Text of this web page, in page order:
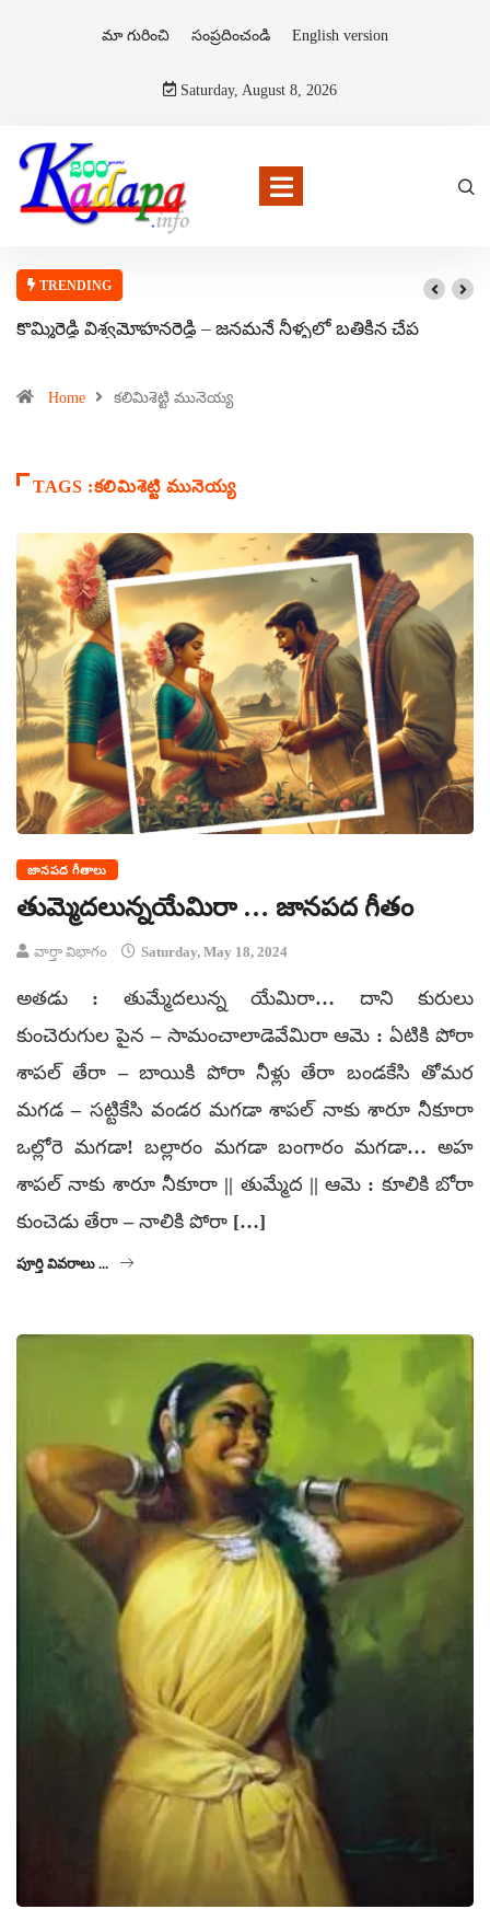
మా గురించి సంప్రదించండి English version
Saturday, August 8, 2026
TRENDING
కొమ్మిరెడ్డి విశ్వమోహనరెడ్డి – జనమనే నీళ్ళలో బతికిన చేప
Home కలిమిశెట్టి మునెయ్య
TAGS :కలిమిశెట్టి మునెయ్య
జానపద గీతాలు
తుమ్మెదలున్నయేమిరా … జానపద గీతం
వార్తా విభాగం Saturday, May 18, 2024
అతడు : తుమ్మేదలున్న యేమిరా… దాని కురులు
కుంచెరుగుల పైన – సామంచాలాడెవేమిరా ఆమె : ఏటికి పోరా
శాపల్‌ తేరా – బాయికి పోరా నీళ్లు తేరా బండకేసి తోమర
మగడ – సట్టికేసి వండర మగడా శాపల్‌ నాకు శారూ నీకూరా
ఒల్లోరె మగడా! బల్లారం మగడా బంగారం మగడా… అహ
శాపల్‌ నాకు శారూ నీకూరా || తుమ్మేద || ఆమె : కూలికి బోరా
కుంచెడు తేరా – నాలికి పోరా […]
పూర్తి వివరాలు ...